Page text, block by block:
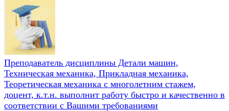
Преподаватель дисциплины Детали машин,
Техническая механика, Прикладная механика,
Теоретическая механика с многолетним стажем,
доцент, к.т.н. выполнит работу быстро и качественно в
соответствии с Вашими требованиями